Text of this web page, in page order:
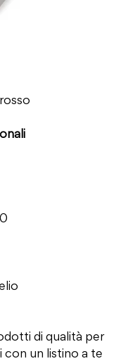
di qualità per
con un listino a te